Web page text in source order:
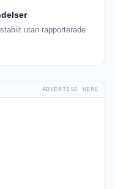
utan rapporterade
ADVERTISE HERE